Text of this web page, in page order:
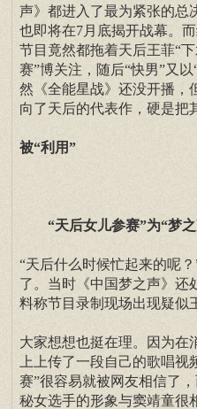
声》都进入了最为紧张的总
也即将在7月底揭开战幕。
节目竟然都拖着天后王菲“
赛”博关注，随后“快男”又
然《全能星战》还没开播，
向了天后的代表作，硬是把
被“利用”
“天后女儿参赛”为“梦之
“天后什么时候忙起来的呢
了。当时《中国梦之声》还
料称节目录制现场出现疑似
大家想想也挺在理。因为在
上上传了一段自己的歌唱
赛”很容易就被网友相信了
秘女选手的形象与窦靖童很